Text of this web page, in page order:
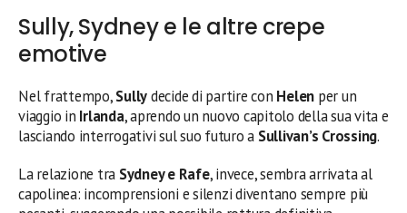
Sully, Sydney e le altre crepe
emotive
Nel frattempo,Sullydecide di partire con Helen per un
viaggio in Irlanda, aprendo un nuovo capitolo della sua vita e
lasciando interrogativi sul suo futuro a Sullivan’s Crossing.
La relazione tra Sydney e Rafe, invece, sembra arrivata al
capolinea: incomprensioni e silenzi diventano sempre più